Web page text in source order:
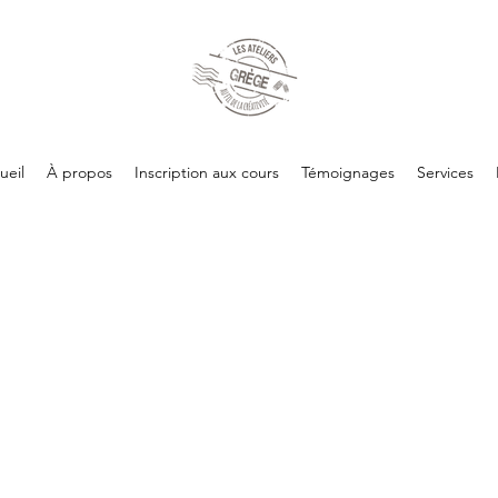
À propos Inscription aux cours Témoignages Services